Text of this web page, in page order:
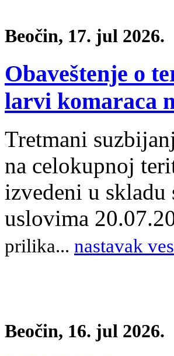
Beočin, 17. jul 2026.
Obaveštenje o
larvi komaraca
Tretmani
na celokupnoj
izvedeni u
uslovima
prilika... nastavak
Beočin, 16. jul 2026.